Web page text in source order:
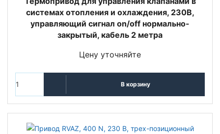
системах отопления и охлаждения, 230В,
управляющий сигнал on/off нормально-
закрытый, кабель 2 метра
Цену уточняйте
В корзину